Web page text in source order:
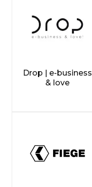
Drop | e-business
& love